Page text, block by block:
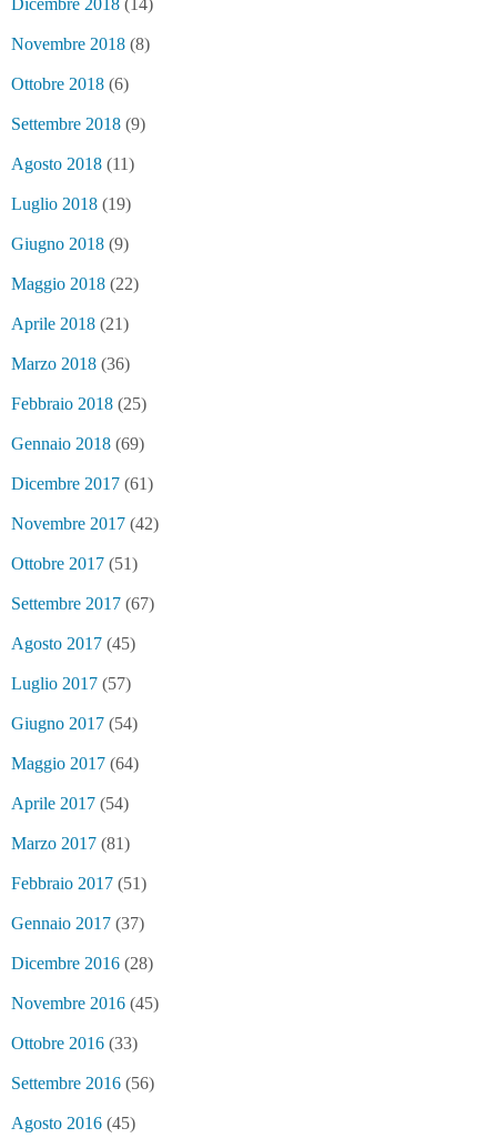
Dicembre 2018 (14)
Novembre 2018 (8)
Ottobre 2018 (6)
Settembre 2018 (9)
Agosto 2018 (11)
Luglio 2018 (19)
Giugno 2018 (9)
Maggio 2018 (22)
Aprile 2018 (21)
Marzo 2018 (36)
Febbraio 2018 (25)
Gennaio 2018 (69)
Dicembre 2017 (61)
Novembre 2017 (42)
Ottobre 2017 (51)
Settembre 2017 (67)
Agosto 2017 (45)
Luglio 2017 (57)
Giugno 2017 (54)
Maggio 2017 (64)
Aprile 2017 (54)
Marzo 2017 (81)
Febbraio 2017 (51)
Gennaio 2017 (37)
Dicembre 2016 (28)
Novembre 2016 (45)
Ottobre 2016 (33)
Settembre 2016 (56)
Agosto 2016 (45)